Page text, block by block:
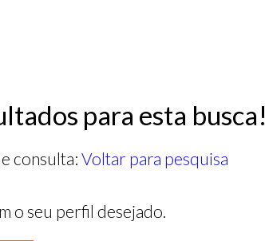
para esta busca!
consulta: Voltar para pesquisa
o seu perfil desejado.